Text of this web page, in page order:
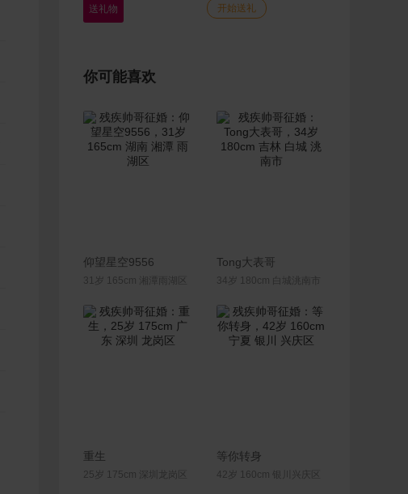
开始送礼
你可能喜欢
联系Ta
仰望星空9556
31岁 165cm 湘潭雨湖区
联系Ta
Tong大表哥
34岁 180cm 白城洮南市
重生
25岁 175cm 深圳龙岗区
联系Ta
等你转身
42岁 160cm 银川兴庆区